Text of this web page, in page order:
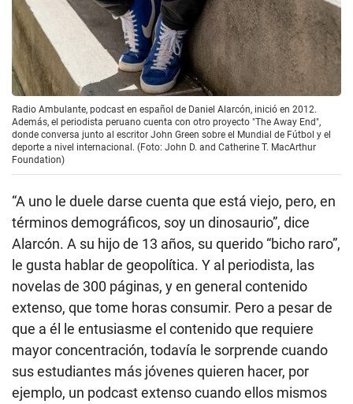
Radio Ambulante, podcast en español de Daniel Alarcón, inició en 2012.
Además, el periodista peruano cuenta con otro proyecto "The Away End",
donde conversa junto al escritor John Green sobre el Mundial de Fútbol y el
deporte a nivel internacional. (Foto: John D. and Catherine T. MacArthur
Foundation)
“A uno le duele darse cuenta que está viejo, pero, en
términos demográficos, soy un dinosaurio”, dice
Alarcón. A su hijo de 13 años, su querido “bicho raro”,
le gusta hablar de geopolítica. Y al periodista, las
novelas de 300 páginas, y en general contenido
extenso, que tome horas consumir. Pero a pesar de
que a él le entusiasme el contenido que requiere
mayor concentración, todavía le sorprende cuando
sus estudiantes más jóvenes quieren hacer, por
ejemplo, un podcast extenso cuando ellos mismos